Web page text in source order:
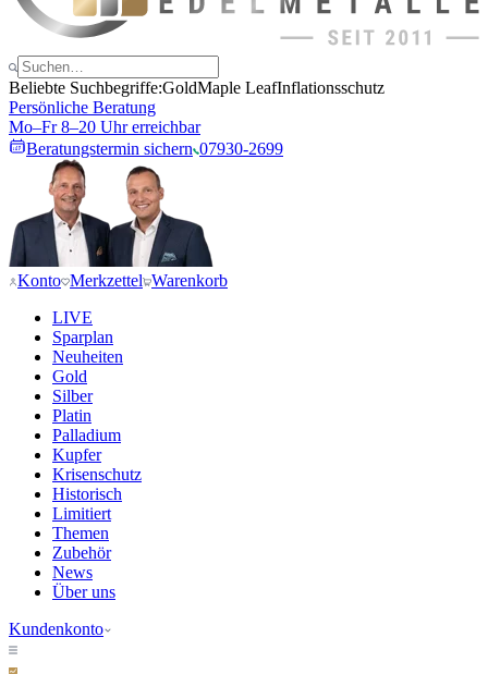
Beliebte Suchbegriffe:GoldMaple LeafInflationsschutz
Persönliche Beratung
Mo–Fr 8–20 Uhr erreichbar
Beratungstermin sichern 07930-2699
Konto Merkzettel Warenkorb
LIVE
Sparplan
Neuheiten
Gold
Silber
Platin
Palladium
Kupfer
Krisenschutz
Historisch
Limitiert
Themen
Zubehör
News
Über uns
Kundenkonto